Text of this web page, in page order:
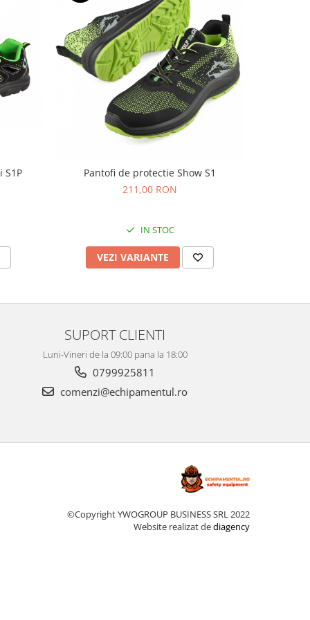
S1P
Pantofi de protectie Show S1
211,00 RON
IN STOC
VEZI VARIANTE
SUPORT CLIENTI
Luni-Vineri de la 09:00 pana la 18:00
0799925811
comenzi@echipamentul.ro
©Copyright YWOGROUP BUSINESS SRL 2022
Website realizat dediagency